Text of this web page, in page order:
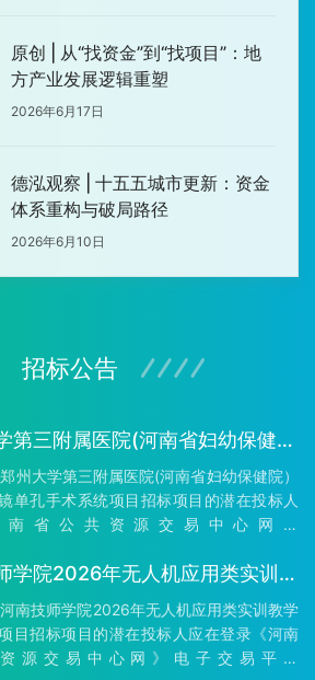
原创 | 从“找资金”到“找项目”：地
方产业发展逻辑重塑
2026年6月17日
德泓观察 | 十五五城市更新：资金
体系重构与破局路径
2026年6月10日
招标公告
郑州大学第三附属医院(河南省妇幼保健院）腔镜内窥镜单孔手术系统项目-公开招标公告（二次）
州大学第三附属医院(河南省妇幼保健院）
单孔手术系统项目招标项目的潜在投标人
南省公共资源交易中心网站
08月18日09时00分（北京时间）前递交
754 2、项目名称：郑州大学第三附属
妇幼保健院）腔镜内窥镜单孔手术系统项
购方式：公开招标 4、预算金额：
河南技师学院2026年无人机应用类实训教学设备更新项目-公开招标公告
南技师学院2026年无人机应用类实训教学
目招标项目的潜在投标人应在登录《河南
源交易中心网》电子交易平台